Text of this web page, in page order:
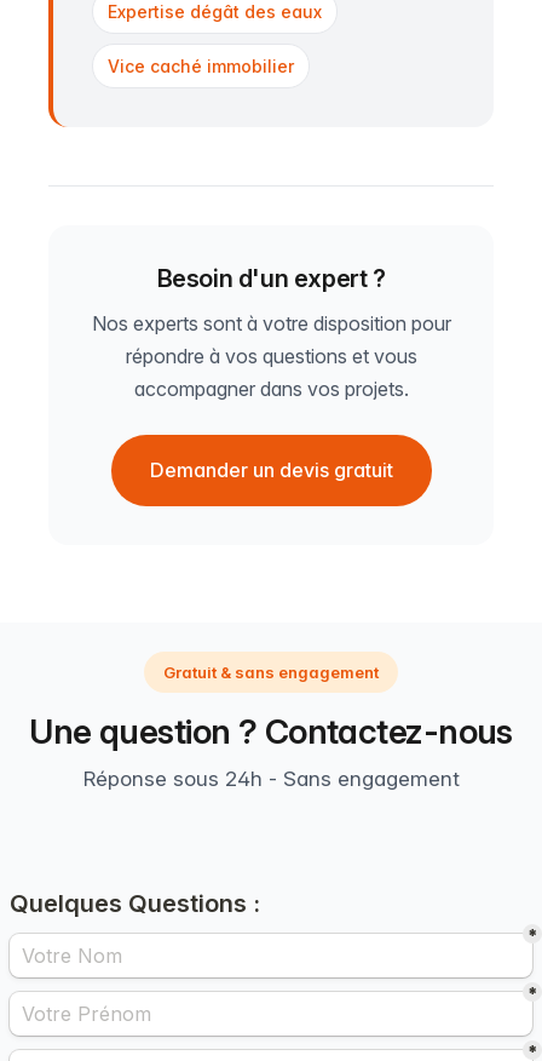
Expertise dégât des eaux
Vice caché immobilier
Besoin d'un expert ?
Nos experts sont à votre disposition pour
répondre à vos questions et vous
accompagner dans vos projets.
Demander un devis gratuit
Gratuit & sans engagement
Une question ? Contactez-nous
Réponse sous 24h - Sans engagement